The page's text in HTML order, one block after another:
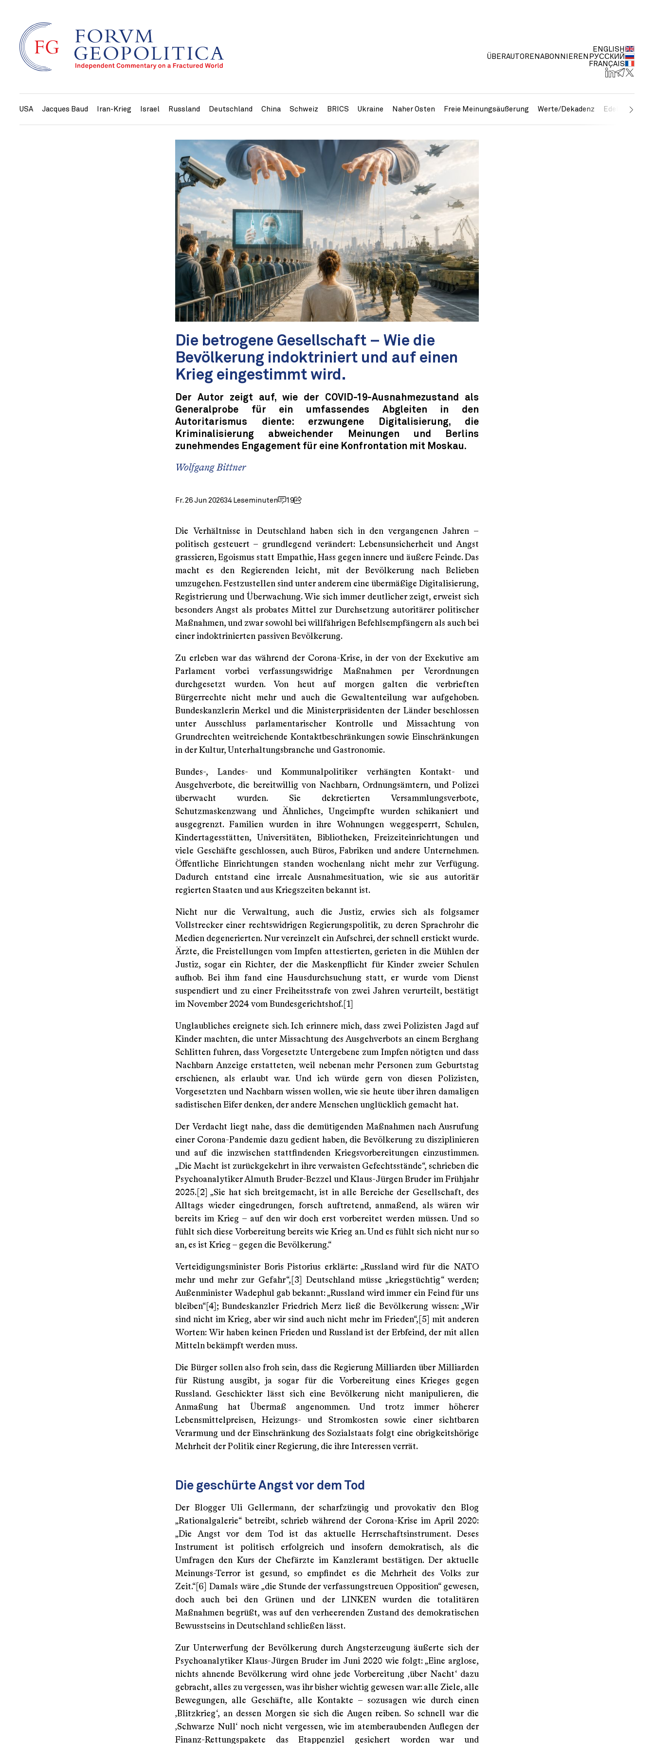
ÜBERAUTOREN ABONNIEREN
ENGLISH
РУССКИЙ
FRANÇAIS
USA Jacques Baud Iran-Krieg Israel Russland Deutschland China Schweiz BRICS Ukraine Naher Osten Freie Meinungsäußerung Werte/Dekadenz Edelmetalle
Die betrogene Gesellschaft – Wie die
Bevölkerung indoktriniert und auf einen
Krieg eingestimmt wird.
Der Autor zeigt auf, wie der COVID-19-Ausnahmezustand als
Generalprobe für ein umfassendes Abgleiten in den
Autoritarismus diente: erzwungene Digitalisierung, die
Kriminalisierung abweichender Meinungen und Berlins
zunehmendes Engagement für eine Konfrontation mit Moskau.
Wolfgang Bittner
Fr. 26 Jun 202634 Leseminuten 19
Die Verhältnisse in Deutschland haben sich in den vergangenen Jahren –
politisch gesteuert – grundlegend verändert: Lebensunsicherheit und Angst
grassieren, Egoismus statt Empathie, Hass gegen innere und äußere Feinde. Das
macht es den Regierenden leicht, mit der Bevölkerung nach Belieben
umzugehen. Festzustellen sind unter anderem eine übermäßige Digitalisierung,
Registrierung und Überwachung. Wie sich immer deutlicher zeigt, erweist sich
besonders Angst als probates Mittel zur Durchsetzung autoritärer politischer
Maßnahmen, und zwar sowohl bei willfährigen Befehlsempfängern als auch bei
einer indoktrinierten passiven Bevölkerung.
Zu erleben war das während der Corona-Krise, in der von der Exekutive am
Parlament vorbei verfassungswidrige Maßnahmen per Verordnungen
durchgesetzt wurden. Von heut auf morgen galten die verbrieften
Bürgerrechte nicht mehr und auch die Gewaltenteilung war aufgehoben.
Bundeskanzlerin Merkel und die Ministerpräsidenten der Länder beschlossen
unter Ausschluss parlamentarischer Kontrolle und Missachtung von
Grundrechten weitreichende Kontaktbeschränkungen sowie Einschränkungen
in der Kultur, Unterhaltungsbranche und Gastronomie.
Bundes-, Landes- und Kommunalpolitiker verhängten Kontakt- und
Ausgehverbote, die bereitwillig von Nachbarn, Ordnungsämtern, und Polizei
überwacht wurden. Sie dekretierten Versammlungsverbote,
Schutzmaskenzwang und Ähnliches, Ungeimpfte wurden schikaniert und
ausgegrenzt. Familien wurden in ihre Wohnungen weggesperrt, Schulen,
Kindertagesstätten, Universitäten, Bibliotheken, Freizeiteinrichtungen und
viele Geschäfte geschlossen, auch Büros, Fabriken und andere Unternehmen.
Öffentliche Einrichtungen standen wochenlang nicht mehr zur Verfügung.
Dadurch entstand eine irreale Ausnahmesituation, wie sie aus autoritär
regierten Staaten und aus Kriegszeiten bekannt ist.
Nicht nur die Verwaltung, auch die Justiz, erwies sich als folgsamer
Vollstrecker einer rechtswidrigen Regierungspolitik, zu deren Sprachrohr die
Medien degenerierten. Nur vereinzelt ein Aufschrei, der schnell erstickt wurde.
Ärzte, die Freistellungen vom Impfen attestierten, gerieten in die Mühlen der
Justiz, sogar ein Richter, der die Maskenpflicht für Kinder zweier Schulen
aufhob. Bei ihm fand eine Hausdurchsuchung statt, er wurde vom Dienst
suspendiert und zu einer Freiheitsstrafe von zwei Jahren verurteilt, bestätigt
im November 2024 vom Bundesgerichtshof.[1]
Unglaubliches ereignete sich. Ich erinnere mich, dass zwei Polizisten Jagd auf
Kinder machten, die unter Missachtung des Ausgehverbots an einem Berghang
Schlitten fuhren, dass Vorgesetzte Untergebene zum Impfen nötigten und dass
Nachbarn Anzeige erstatteten, weil nebenan mehr Personen zum Geburtstag
erschienen, als erlaubt war. Und ich würde gern von diesen Polizisten,
Vorgesetzten und Nachbarn wissen wollen, wie sie heute über ihren damaligen
sadistischen Eifer denken, der andere Menschen unglücklich gemacht hat.
Der Verdacht liegt nahe, dass die demütigenden Maßnahmen nach Ausrufung
einer Corona-Pandemie dazu gedient haben, die Bevölkerung zu disziplinieren
und auf die inzwischen stattfindenden Kriegsvorbereitungen einzustimmen.
„Die Macht ist zurückgekehrt in ihre verwaisten Gefechtsstände“, schrieben die
Psychoanalytiker Almuth Bruder-Bezzel und Klaus-Jürgen Bruder im Frühjahr
2025.[2] „Sie hat sich breitgemacht, ist in alle Bereiche der Gesellschaft, des
Alltags wieder eingedrungen, forsch auftretend, anmaßend, als wären wir
bereits im Krieg – auf den wir doch erst vorbereitet werden müssen. Und so
fühlt sich diese Vorbereitung bereits wie Krieg an. Und es fühlt sich nicht nur so
an, es ist Krieg – gegen die Bevölkerung.“
Verteidigungsminister Boris Pistorius erklärte: „Russland wird für die NATO
mehr und mehr zur Gefahr“,[3] Deutschland müsse „kriegstüchtig“ werden;
Außenminister Wadephul gab bekannt: „Russland wird immer ein Feind für uns
bleiben“[4]; Bundeskanzler Friedrich Merz ließ die Bevölkerung wissen: „Wir
sind nicht im Krieg, aber wir sind auch nicht mehr im Frieden“,[5] mit anderen
Worten: Wir haben keinen Frieden und Russland ist der Erbfeind, der mit allen
Mitteln bekämpft werden muss.
Die Bürger sollen also froh sein, dass die Regierung Milliarden über Milliarden
für Rüstung ausgibt, ja sogar für die Vorbereitung eines Krieges gegen
Russland. Geschickter lässt sich eine Bevölkerung nicht manipulieren, die
Anmaßung hat Übermaß angenommen. Und trotz immer höherer
Lebensmittelpreisen, Heizungs- und Stromkosten sowie einer sichtbaren
Verarmung und der Einschränkung des Sozialstaats folgt eine obrigkeitshörige
Mehrheit der Politik einer Regierung, die ihre Interessen verrät.
Die geschürte Angst vor dem Tod
Der Blogger Uli Gellermann, der scharfzüngig und provokativ den Blog
„Rationalgalerie“ betreibt, schrieb während der Corona-Krise im April 2020:
„Die Angst vor dem Tod ist das aktuelle Herrschaftsinstrument. Deses
Instrument ist politisch erfolgreich und insofern demokratisch, als die
Umfragen den Kurs der Chefärzte im Kanzleramt bestätigen. Der aktuelle
Meinungs-Terror ist gesund, so empfindet es die Mehrheit des Volks zur
Zeit.“[6] Damals wäre „die Stunde der verfassungstreuen Opposition“ gewesen,
doch auch bei den Grünen und der LINKEN wurden die totalitären
Maßnahmen begrüßt, was auf den verheerenden Zustand des demokratischen
Bewusstseins in Deutschland schließen lässt.
Zur Unterwerfung der Bevölkerung durch Angsterzeugung äußerte sich der
Psychoanalytiker Klaus-Jürgen Bruder im Juni 2020 wie folgt: „Eine arglose,
nichts ahnende Bevölkerung wird ohne jede Vorbereitung ‚über Nacht‘ dazu
gebracht, alles zu vergessen, was ihr bisher wichtig gewesen war: alle Ziele, alle
Bewegungen, alle Geschäfte, alle Kontakte – sozusagen wie durch einen
‚Blitzkrieg‘, an dessen Morgen sie sich die Augen reiben. So schnell war die
‚Schwarze Null‘ noch nicht vergessen, wie im atemberaubenden Auflegen der
Finanz-Rettungspakete das Etappenziel gesichert worden war und